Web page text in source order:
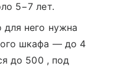
5−7 лет.
для него нужна
шкафа — до 4
до 500 , под